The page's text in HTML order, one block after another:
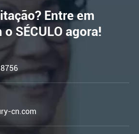
Entre em
SÉCULO agora!
cn.com